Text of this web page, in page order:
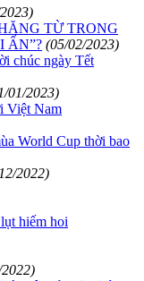
TỪ TRONG
ẤN”? (05/02/2023)
chúc ngày Tết
01/2023)
Việt Nam
World Cup thời bao
2022)
hiếm hoi